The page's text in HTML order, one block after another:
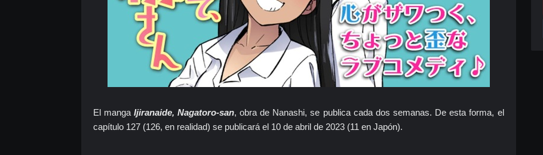
El manga Ijiranaide, Nagatoro-san, obra de Nanashi, se publica cada dos semanas. De esta forma, el
capítulo 127 (126, en realidad) se publicará el 10 de abril de 2023 (11 en Japón).